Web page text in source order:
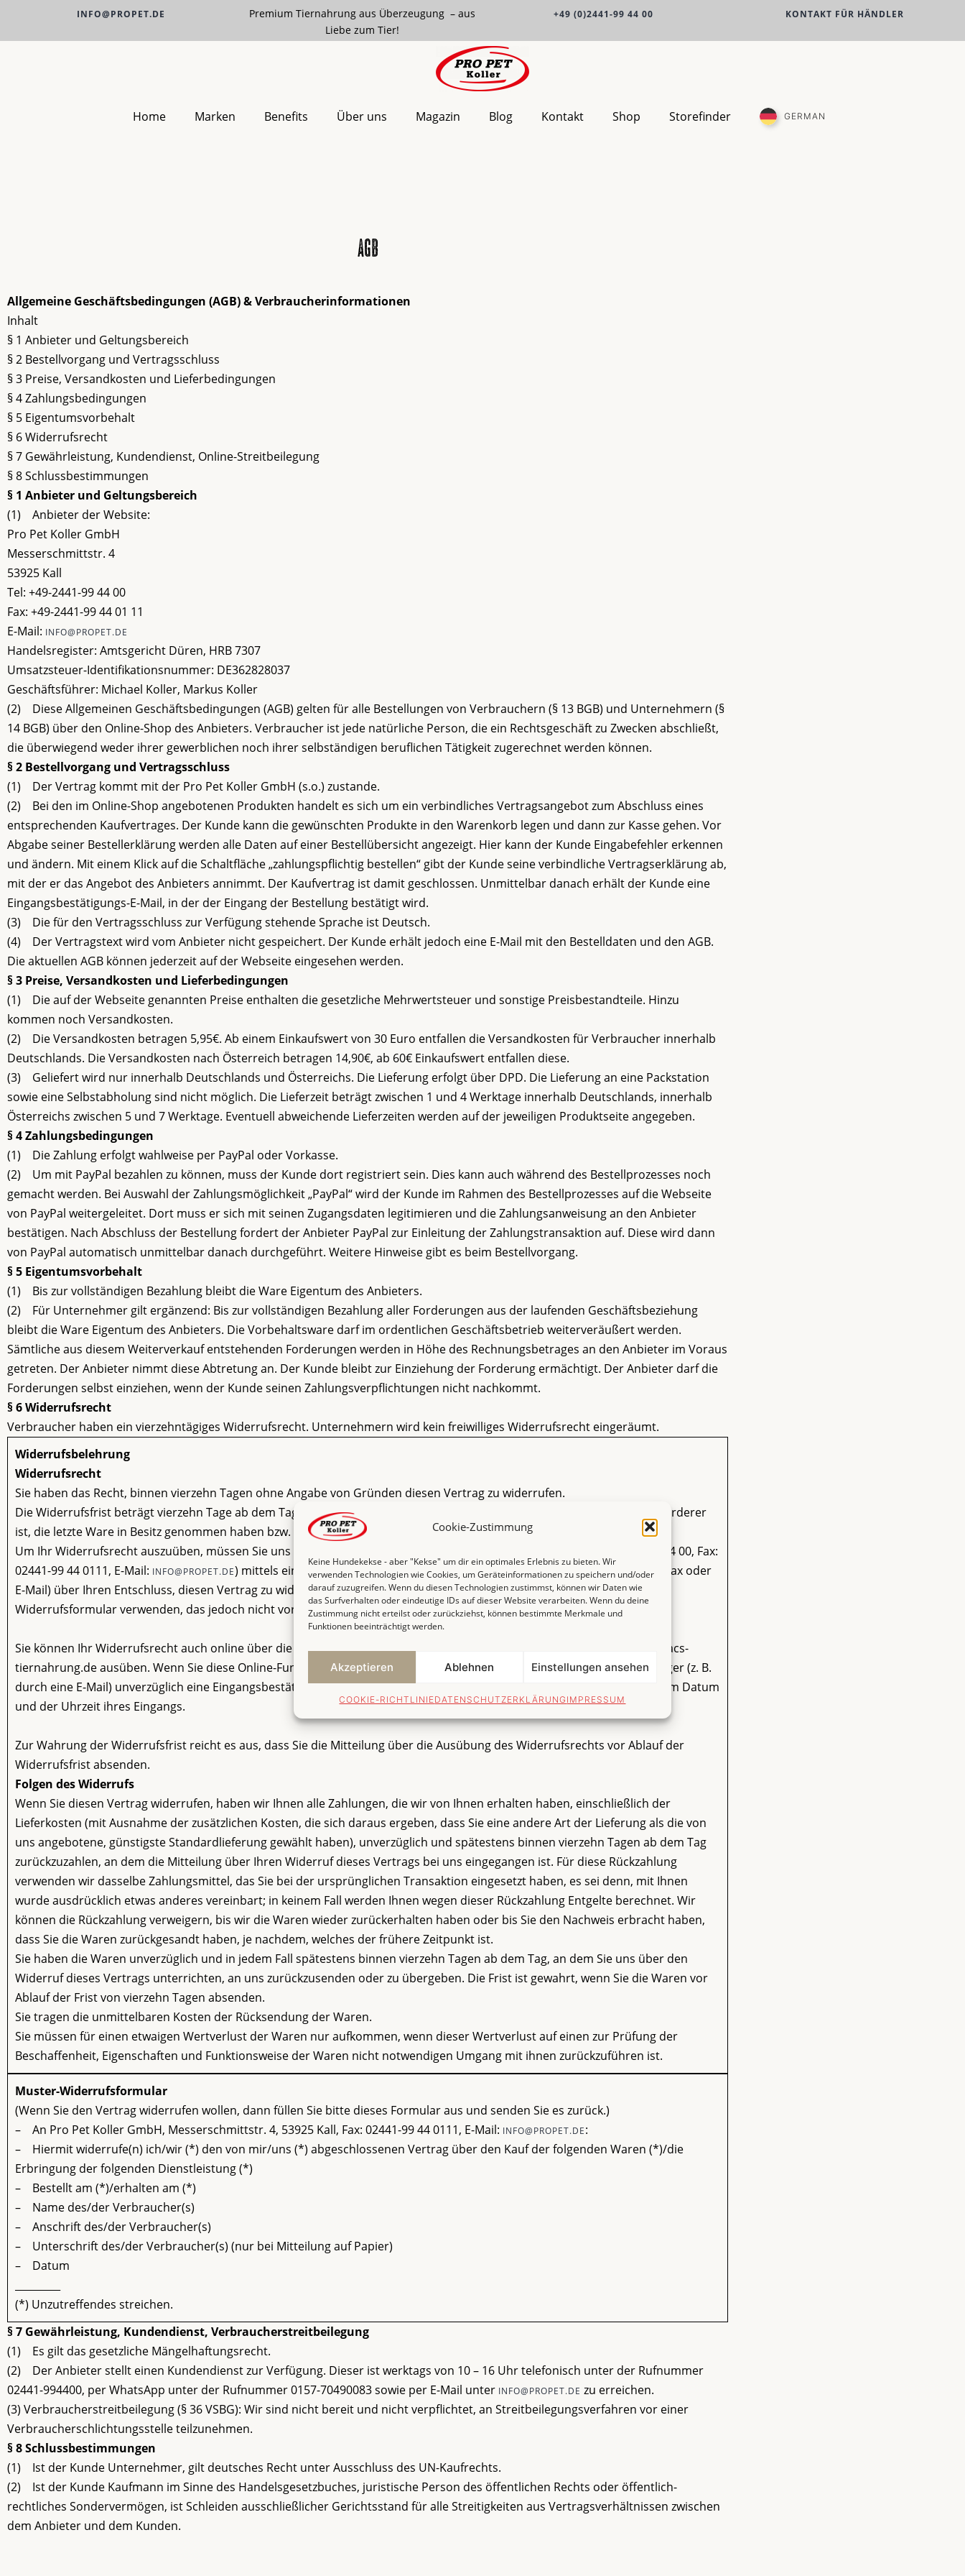
Cookie-Zustimmung
Keine Hundekekse - aber "Kekse" um dir ein optimales Erlebnis zu bieten. Wir
verwenden Technologien wie Cookies, um Geräteinformationen zu speichern und/oder
darauf zuzugreifen. Wenn du diesen Technologien zustimmst, können wir Daten wie
das Surfverhalten oder eindeutige IDs auf dieser Website verarbeiten. Wenn du deine
Zustimmung nicht erteilst oder zurückziehst, können bestimmte Merkmale und
Funktionen beeinträchtigt werden.
Akzeptieren Ablehnen Einstellungen ansehen
COOKIE-RICHTLINIEDATENSCHUTZERKLÄRUNG IMPRESSUM
INFO@PROPET.DE
Premium Tiernahrung aus Überzeugung – aus
Liebe zum Tier!
+49 (0)2441-99 44 00 KONTAKT FÜR HÄNDLER
Home Marken Benefits Über uns Magazin Blog Kontakt Shop Storefinder GERMAN
agb
Allgemeine Geschäftsbedingungen (AGB) & Verbraucherinformationen
Inhalt
§ 1 Anbieter und Geltungsbereich
§ 2 Bestellvorgang und Vertragsschluss
§ 3 Preise, Versandkosten und Lieferbedingungen
§ 4 Zahlungsbedingungen
§ 5 Eigentumsvorbehalt
§ 6 Widerrufsrecht
§ 7 Gewährleistung, Kundendienst, Online-Streitbeilegung
§ 8 Schlussbestimmungen
§ 1 Anbieter und Geltungsbereich
(1) Anbieter der Website:
Pro Pet Koller GmbH
Messerschmittstr. 4
53925 Kall
Tel: +49-2441-99 44 00
Fax: +49-2441-99 44 01 11
E-Mail: INFO@PROPET.DE
Handelsregister: Amtsgericht Düren, HRB 7307
Umsatzsteuer-Identifikationsnummer: DE362828037
Geschäftsführer: Michael Koller, Markus Koller
(2) Diese Allgemeinen Geschäftsbedingungen (AGB) gelten für alle Bestellungen von Verbrauchern (§ 13 BGB) und Unternehmern (§
14 BGB) über den Online-Shop des Anbieters. Verbraucher ist jede natürliche Person, die ein Rechtsgeschäft zu Zwecken abschließt,
die überwiegend weder ihrer gewerblichen noch ihrer selbständigen beruflichen Tätigkeit zugerechnet werden können.
§ 2 Bestellvorgang und Vertragsschluss
(1) Der Vertrag kommt mit der Pro Pet Koller GmbH (s.o.) zustande.
(2) Bei den im Online-Shop angebotenen Produkten handelt es sich um ein verbindliches Vertragsangebot zum Abschluss eines
entsprechenden Kaufvertrages. Der Kunde kann die gewünschten Produkte in den Warenkorb legen und dann zur Kasse gehen. Vor
Abgabe seiner Bestellerklärung werden alle Daten auf einer Bestellübersicht angezeigt. Hier kann der Kunde Eingabefehler erkennen
und ändern. Mit einem Klick auf die Schaltfläche „zahlungspflichtig bestellen“ gibt der Kunde seine verbindliche Vertragserklärung ab,
mit der er das Angebot des Anbieters annimmt. Der Kaufvertrag ist damit geschlossen. Unmittelbar danach erhält der Kunde eine
Eingangsbestätigungs-E-Mail, in der der Eingang der Bestellung bestätigt wird.
(3) Die für den Vertragsschluss zur Verfügung stehende Sprache ist Deutsch.
(4) Der Vertragstext wird vom Anbieter nicht gespeichert. Der Kunde erhält jedoch eine E-Mail mit den Bestelldaten und den AGB.
Die aktuellen AGB können jederzeit auf der Webseite eingesehen werden.
§ 3 Preise, Versandkosten und Lieferbedingungen
(1) Die auf der Webseite genannten Preise enthalten die gesetzliche Mehrwertsteuer und sonstige Preisbestandteile. Hinzu
kommen noch Versandkosten.
(2) Die Versandkosten betragen 5,95€. Ab einem Einkaufswert von 30 Euro entfallen die Versandkosten für Verbraucher innerhalb
Deutschlands. Die Versandkosten nach Österreich betragen 14,90€, ab 60€ Einkaufswert entfallen diese.
(3) Geliefert wird nur innerhalb Deutschlands und Österreichs. Die Lieferung erfolgt über DPD. Die Lieferung an eine Packstation
sowie eine Selbstabholung sind nicht möglich. Die Lieferzeit beträgt zwischen 1 und 4 Werktage innerhalb Deutschlands, innerhalb
Österreichs zwischen 5 und 7 Werktage. Eventuell abweichende Lieferzeiten werden auf der jeweiligen Produktseite angegeben.
§ 4 Zahlungsbedingungen
(1) Die Zahlung erfolgt wahlweise per PayPal oder Vorkasse.
(2) Um mit PayPal bezahlen zu können, muss der Kunde dort registriert sein. Dies kann auch während des Bestellprozesses noch
gemacht werden. Bei Auswahl der Zahlungsmöglichkeit „PayPal“ wird der Kunde im Rahmen des Bestellprozesses auf die Webseite
von PayPal weitergeleitet. Dort muss er sich mit seinen Zugangsdaten legitimieren und die Zahlungsanweisung an den Anbieter
bestätigen. Nach Abschluss der Bestellung fordert der Anbieter PayPal zur Einleitung der Zahlungstransaktion auf. Diese wird dann
von PayPal automatisch unmittelbar danach durchgeführt. Weitere Hinweise gibt es beim Bestellvorgang.
§ 5 Eigentumsvorbehalt
(1) Bis zur vollständigen Bezahlung bleibt die Ware Eigentum des Anbieters.
(2) Für Unternehmer gilt ergänzend: Bis zur vollständigen Bezahlung aller Forderungen aus der laufenden Geschäftsbeziehung
bleibt die Ware Eigentum des Anbieters. Die Vorbehaltsware darf im ordentlichen Geschäftsbetrieb weiterveräußert werden.
Sämtliche aus diesem Weiterverkauf entstehenden Forderungen werden in Höhe des Rechnungsbetrages an den Anbieter im Voraus
getreten. Der Anbieter nimmt diese Abtretung an. Der Kunde bleibt zur Einziehung der Forderung ermächtigt. Der Anbieter darf die
Forderungen selbst einziehen, wenn der Kunde seinen Zahlungsverpflichtungen nicht nachkommt.
§ 6 Widerrufsrecht
Verbraucher haben ein vierzehntägiges Widerrufsrecht. Unternehmern wird kein freiwilliges Widerrufsrecht eingeräumt.
Widerrufsbelehrung
Widerrufsrecht
Sie haben das Recht, binnen vierzehn Tagen ohne Angabe von Gründen diesen Vertrag zu widerrufen.
Die Widerrufsfrist beträgt vierzehn Tage ab dem Tag, an dem Sie oder ein von Ihnen benannter Dritter, der nicht der Beförderer
ist, die letzte Ware in Besitz genommen haben bzw. hat.
Um Ihr Widerrufsrecht auszuüben, müssen Sie uns (Pro Pet Koller GmbH, Messerschmittstr. 4, 53925 Kall, Tel: 02441-99 44 00, Fax:
02441-99 44 0111, E-Mail: INFO@PROPET.DE) mittels einer eindeutigen Erklärung (z. B. ein mit der Post versandter Brief, Telefax oder
E-Mail) über Ihren Entschluss, diesen Vertrag zu widerrufen, informieren. Sie können dafür das beigefügte Muster-
Widerrufsformular verwenden, das jedoch nicht vorgeschrieben ist.
Sie können Ihr Widerrufsrecht auch online über die Schaltfläche „Vertrag widerrufen“ auf unserer Webseite www.shop.macs-
tiernahrung.de ausüben. Wenn Sie diese Online-Funktion nutzen, übermitteln wir Ihnen auf einem dauerhaften Datenträger (z. B.
durch eine E-Mail) unverzüglich eine Eingangsbestätigung mit Informationen zum Inhalt der Widerrufserklärung sowie dem Datum
und der Uhrzeit ihres Eingangs.
Zur Wahrung der Widerrufsfrist reicht es aus, dass Sie die Mitteilung über die Ausübung des Widerrufsrechts vor Ablauf der
Widerrufsfrist absenden.
Folgen des Widerrufs
Wenn Sie diesen Vertrag widerrufen, haben wir Ihnen alle Zahlungen, die wir von Ihnen erhalten haben, einschließlich der
Lieferkosten (mit Ausnahme der zusätzlichen Kosten, die sich daraus ergeben, dass Sie eine andere Art der Lieferung als die von
uns angebotene, günstigste Standardlieferung gewählt haben), unverzüglich und spätestens binnen vierzehn Tagen ab dem Tag
zurückzuzahlen, an dem die Mitteilung über Ihren Widerruf dieses Vertrags bei uns eingegangen ist. Für diese Rückzahlung
verwenden wir dasselbe Zahlungsmittel, das Sie bei der ursprünglichen Transaktion eingesetzt haben, es sei denn, mit Ihnen
wurde ausdrücklich etwas anderes vereinbart; in keinem Fall werden Ihnen wegen dieser Rückzahlung Entgelte berechnet. Wir
können die Rückzahlung verweigern, bis wir die Waren wieder zurückerhalten haben oder bis Sie den Nachweis erbracht haben,
dass Sie die Waren zurückgesandt haben, je nachdem, welches der frühere Zeitpunkt ist.
Sie haben die Waren unverzüglich und in jedem Fall spätestens binnen vierzehn Tagen ab dem Tag, an dem Sie uns über den
Widerruf dieses Vertrags unterrichten, an uns zurückzusenden oder zu übergeben. Die Frist ist gewahrt, wenn Sie die Waren vor
Ablauf der Frist von vierzehn Tagen absenden.
Sie tragen die unmittelbaren Kosten der Rücksendung der Waren.
Sie müssen für einen etwaigen Wertverlust der Waren nur aufkommen, wenn dieser Wertverlust auf einen zur Prüfung der
Beschaffenheit, Eigenschaften und Funktionsweise der Waren nicht notwendigen Umgang mit ihnen zurückzuführen ist.
Muster-Widerrufsformular
(Wenn Sie den Vertrag widerrufen wollen, dann füllen Sie bitte dieses Formular aus und senden Sie es zurück.)
– An Pro Pet Koller GmbH, Messerschmittstr. 4, 53925 Kall, Fax: 02441-99 44 0111, E-Mail: INFO@PROPET.DE:
– Hiermit widerrufe(n) ich/wir (*) den von mir/uns (*) abgeschlossenen Vertrag über den Kauf der folgenden Waren (*)/die
Erbringung der folgenden Dienstleistung (*)
– Bestellt am (*)/erhalten am (*)
– Name des/der Verbraucher(s)
– Anschrift des/der Verbraucher(s)
– Unterschrift des/der Verbraucher(s) (nur bei Mitteilung auf Papier)
– Datum
(*) Unzutreffendes streichen.
§ 7 Gewährleistung, Kundendienst, Verbraucherstreitbeilegung
(1) Es gilt das gesetzliche Mängelhaftungsrecht.
(2) Der Anbieter stellt einen Kundendienst zur Verfügung. Dieser ist werktags von 10 – 16 Uhr telefonisch unter der Rufnummer
02441-994400, per WhatsApp unter der Rufnummer 0157-70490083 sowie per E-Mail unter INFO@PROPET.DE zu erreichen.
(3) Verbraucherstreitbeilegung (§ 36 VSBG): Wir sind nicht bereit und nicht verpflichtet, an Streitbeilegungsverfahren vor einer
Verbraucherschlichtungsstelle teilzunehmen.
§ 8 Schlussbestimmungen
(1) Ist der Kunde Unternehmer, gilt deutsches Recht unter Ausschluss des UN-Kaufrechts.
(2) Ist der Kunde Kaufmann im Sinne des Handelsgesetzbuches, juristische Person des öffentlichen Rechts oder öffentlich-
rechtliches Sondervermögen, ist Schleiden ausschließlicher Gerichtsstand für alle Streitigkeiten aus Vertragsverhältnissen zwischen
dem Anbieter und dem Kunden.